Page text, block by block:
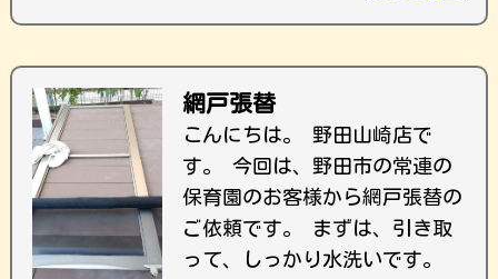
網戸張替
こんにちは。 野田山崎店で
す。 今回は、野田市の常連の
保育園のお客様から網戸張替の
ご依頼です。 まずは、引き取
って、しっかり水洗いです。